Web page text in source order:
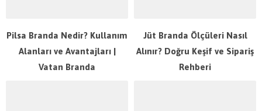
Pilsa Branda Nedir? Kullanım
Alanları ve Avantajları |
Vatan Branda
Jüt Branda Ölçüleri Nasıl
Alınır? Doğru Keşif ve Sipariş
Rehberi